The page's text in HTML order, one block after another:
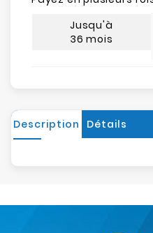
Jusqu'à
36 mois
Description Détails